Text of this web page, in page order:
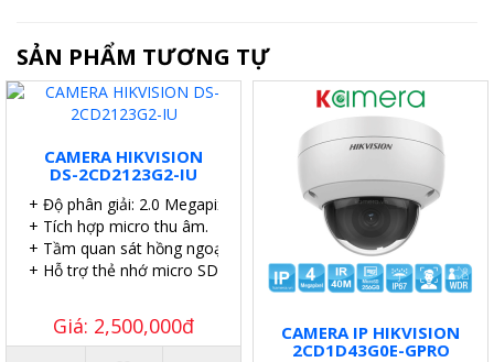
SẢN PHẨM TƯƠNG TỰ
CAMERA HIKVISION
DS-2CD2123G2-IU
+ Độ phân giải: 2.0 Megapixel.
+ Tích hợp micro thu âm.
+ Tầm quan sát hồng ngoại: 40 mét.
+ Hỗ trợ thẻ nhớ micro SD 256GB.
Giá: 2,500,000đ
CAMERA IP HIKVISION
2CD1D43G0E-GPRO